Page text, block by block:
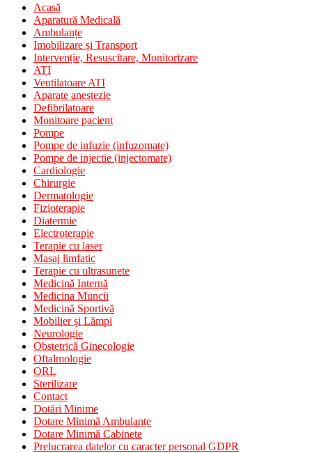
Acasă
Aparatură Medicală
Ambulanțe
Imobilizare și Transport
Intervenție, Resuscitare, Monitorizare
ATI
Ventilatoare ATI
Aparate anestezie
Defibrilatoare
Monitoare pacient
Pompe
Pompe de infuzie (infuzomate)
Pompe de injectie (injectomate)
Cardiologie
Chirurgie
Dermatologie
Fizioterapie
Diatermie
Electroterapie
Terapie cu laser
Masaj limfatic
Terapie cu ultrasunete
Medicină Internă
Medicina Muncii
Medicină Sportivă
Mobilier și Lămpi
Neurologie
Obstetrică Ginecologie
Oftalmologie
ORL
Sterilizare
Contact
Dotări Minime
Dotare Minimă Ambulanțe
Dotare Minimă Cabinete
Prelucrarea datelor cu caracter personal GDPR